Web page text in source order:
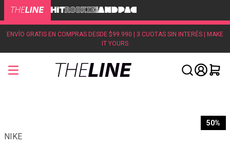
ENVÍO GRATIS EN COMPRAS DESDE $99.990 | 3 CUOTAS SIN INTERÉS | MAKE
IT YOURS
50%
NIKE